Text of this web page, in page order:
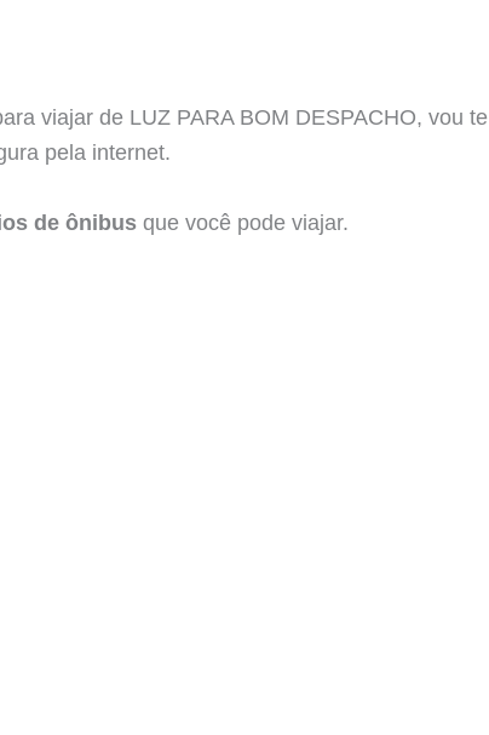
viajar de LUZ PARA BOM DESPACHO, vou
pela internet.
de ônibus que você pode viajar.